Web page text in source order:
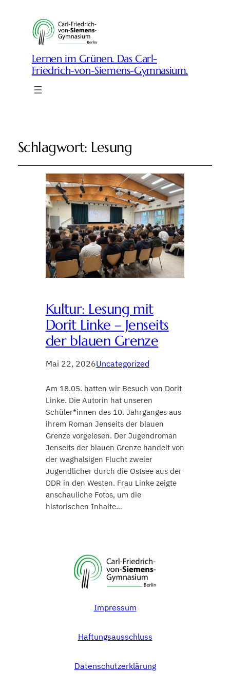
Lernen im Grünen. Das Carl-
Friedrich-von-Siemens-Gymnasium.
Schlagwort: Lesung
Kultur: Lesung mit
Dorit Linke – Jenseits
der blauen Grenze
Mai 22, 2026Uncategorized
Am 18.05. hatten wir Besuch von Dorit
Linke. Die Autorin hat unseren
Schüler*innen des 10. Jahrganges aus
ihrem Roman Jenseits der blauen
Grenze vorgelesen. Der Jugendroman
Jenseits der blauen Grenze handelt von
der waghalsigen Flucht zweier
Jugendlicher durch die Ostsee aus der
DDR in den Westen. Frau Linke zeigte
anschauliche Fotos, um die
historischen Inhalte…
Impressum
Haftungsausschluss
Datenschutzerklärung